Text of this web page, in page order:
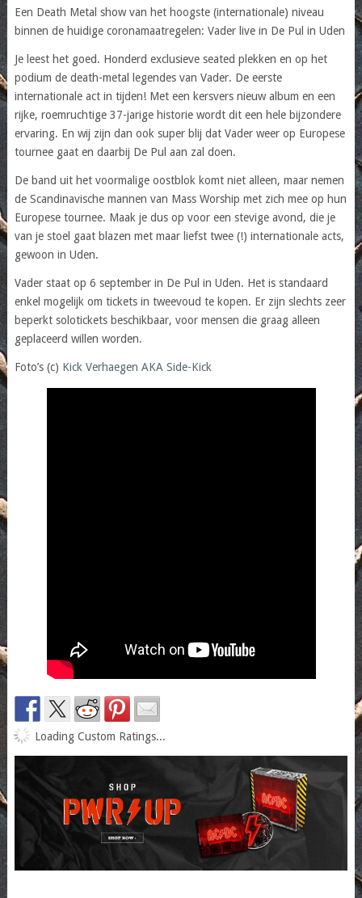
Een Death Metal show van het hoogste (internationale) niveau
binnen de huidige coronamaatregelen: Vader live in De Pul in Uden
Je leest het goed. Honderd exclusieve seated plekken en op het
podium de death-metal legendes van Vader. De eerste
internationale act in tijden! Met een kersvers nieuw album en een
rijke, roemruchtige 37-jarige historie wordt dit een hele bijzondere
ervaring. En wij zijn dan ook super blij dat Vader weer op Europese
tournee gaat en daarbij De Pul aan zal doen.
De band uit het voormalige oostblok komt niet alleen, maar nemen
de Scandinavische mannen van Mass Worship met zich mee op hun
Europese tournee. Maak je dus op voor een stevige avond, die je
van je stoel gaat blazen met maar liefst twee (!) internationale acts,
gewoon in Uden.
Vader staat op 6 september in De Pul in Uden. Het is standaard
enkel mogelijk om tickets in tweevoud te kopen. Er zijn slechts zeer
beperkt solotickets beschikbaar, voor mensen die graag alleen
geplaceerd willen worden.
Foto’s (c) Kick Verhaegen AKA Side-Kick
Loading Custom Ratings...